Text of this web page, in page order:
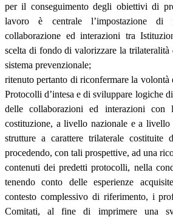
per il conseguimento degli obiettivi di
lavoro è centrale l’impostazione
collaborazione ed interazioni tra
scelta di fondo di valorizzare la trilateralità
sistema prevenzionale;
ritenuto pertanto di riconfermare la volontà
Protocolli d’intesa e di sviluppare logiche
delle collaborazioni ed interazioni
costituzione, a livello nazionale e a
strutture a carattere trilaterale
procedendo, con tali prospettive, ad una
contenuti dei predetti protocolli, nella
tenendo conto delle esperienze
contesto complessivo di riferimento, i
Comitati, al fine di imprimere una